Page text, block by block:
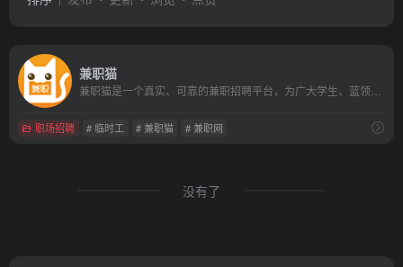
兼职猫
职场招聘 # 临时工 # 兼职猫 # 兼职网
没有了